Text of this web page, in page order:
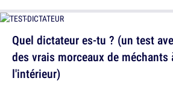
Quel dictateur es-tu ? (un test
des vrais morceaux de méchants
l'intérieur)